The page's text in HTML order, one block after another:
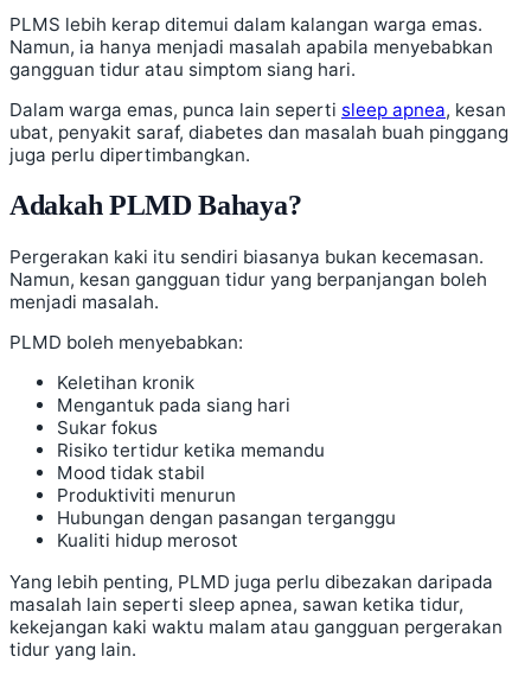
PLMS lebih kerap ditemui dalam kalangan warga emas.
Namun, ia hanya menjadi masalah apabila menyebabkan
gangguan tidur atau simptom siang hari.
Dalam warga emas, punca lain seperti sleep apnea, kesan
ubat, penyakit saraf, diabetes dan masalah buah pinggang
juga perlu dipertimbangkan.
Adakah PLMD Bahaya?
Pergerakan kaki itu sendiri biasanya bukan kecemasan.
Namun, kesan gangguan tidur yang berpanjangan boleh
menjadi masalah.
PLMD boleh menyebabkan:
Keletihan kronik
Mengantuk pada siang hari
Sukar fokus
Risiko tertidur ketika memandu
Mood tidak stabil
Produktiviti menurun
Hubungan dengan pasangan terganggu
Kualiti hidup merosot
Yang lebih penting, PLMD juga perlu dibezakan daripada
masalah lain seperti sleep apnea, sawan ketika tidur,
kekejangan kaki waktu malam atau gangguan pergerakan
tidur yang lain.